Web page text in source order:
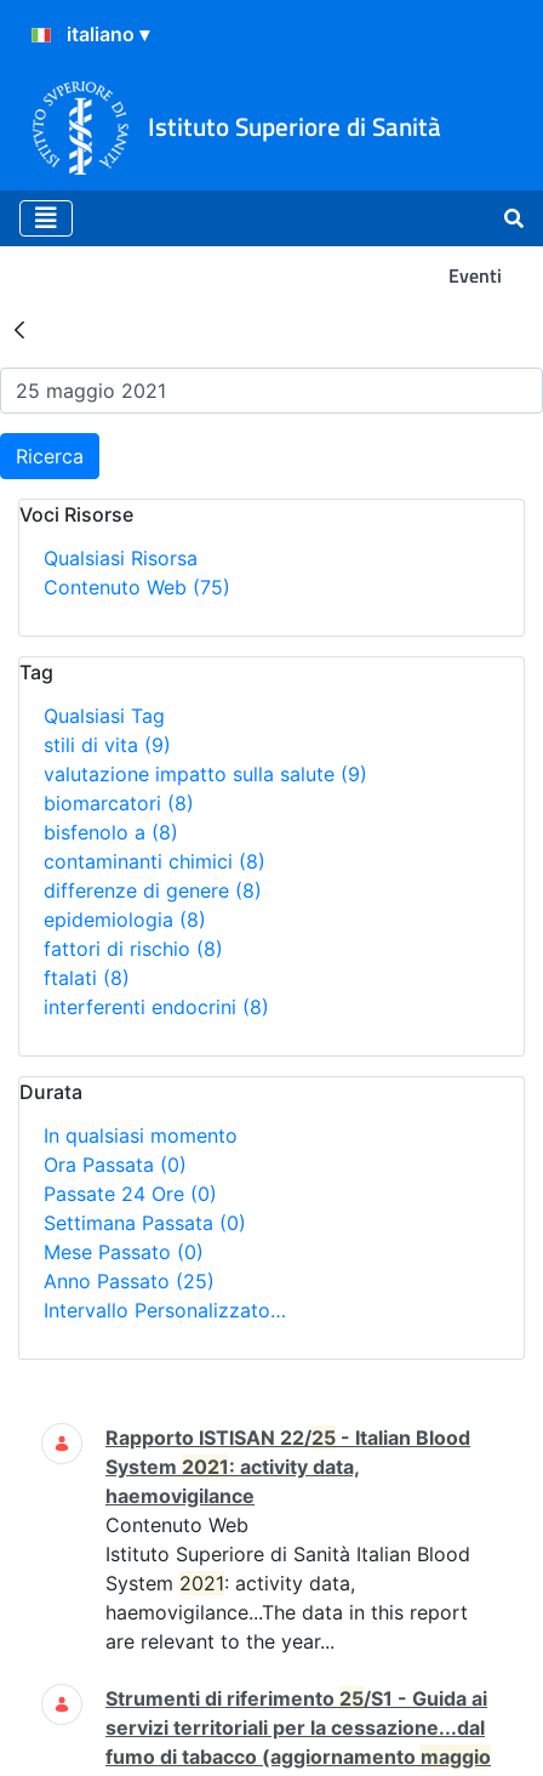
Istituto Superiore di Sanità
Eventi
Risultati della Ricerca -
Ricerca
Voci Risorse
Qualsiasi Risorsa
Contenuto Web (75)
Tag
Qualsiasi Tag
stili di vita (9)
valutazione impatto sulla salute (9)
biomarcatori (8)
bisfenolo a (8)
contaminanti chimici (8)
differenze di genere (8)
epidemiologia (8)
fattori di rischio (8)
ftalati (8)
interferenti endocrini (8)
Durata
In qualsiasi momento
Ora Passata (0)
Passate 24 Ore (0)
Settimana Passata (0)
Mese Passato (0)
Anno Passato (25)
Intervallo Personalizzato…
Ricerca
Rapporto ISTISAN 22/25 - Italian Blood
System 2021: activity data,
haemovigilance
Contenuto Web
Istituto Superiore di Sanità Italian Blood
System 2021: activity data,
haemovigilance...The data in this report
are relevant to the year...
Strumenti di riferimento 25/S1 - Guida ai
servizi territoriali per la cessazione...dal
fumo di tabacco (aggiornamento maggio